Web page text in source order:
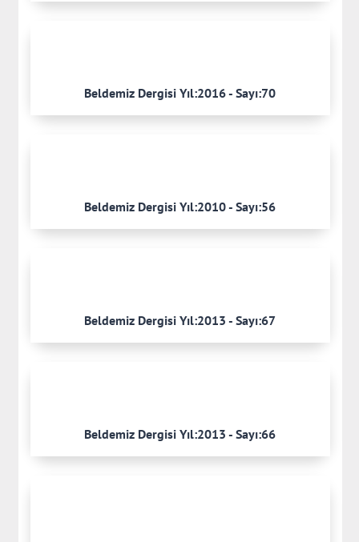
Beldemiz Dergisi Yıl:2016 - Sayı:70
Beldemiz Dergisi Yıl:2010 - Sayı:56
Beldemiz Dergisi Yıl:2013 - Sayı:67
Beldemiz Dergisi Yıl:2013 - Sayı:66